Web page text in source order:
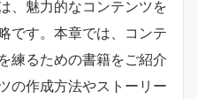
、魅力的なコンテンツを
です。本章では、コンテ
練るための書籍をご紹介
の作成方法やストーリー